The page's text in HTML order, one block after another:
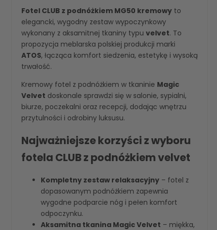
Fotel CLUB z podnóżkiem MG50 kremowy to
elegancki, wygodny zestaw wypoczynkowy
wykonany z aksamitnej tkaniny typu velvet. To
propozycja meblarska polskiej produkcji marki
ATOS, łącząca komfort siedzenia, estetykę i wysoką
trwałość.
Kremowy fotel z podnóżkiem w tkaninie Magic
Velvet doskonale sprawdzi się w salonie, sypialni,
biurze, poczekalni oraz recepcji, dodając wnętrzu
przytulności i odrobiny luksusu.
Najważniejsze korzyści z wyboru
fotela CLUB z podnóżkiem velvet
Kompletny zestaw relaksacyjny – fotel z
dopasowanym podnóżkiem zapewnia
wygodne podparcie nóg i pełen komfort
odpoczynku.
Aksamitna tkanina Magic Velvet – miękka,